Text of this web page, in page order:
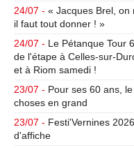
24/07 - « Jacques Brel, on
il faut tout donner ! »
24/07 - Le Pétanque Tour
de l'étape à Celles-sur-
et à Riom samedi !
23/07 - Pour ses 60 ans,
choses en grand
23/07 - Festi'Vernines
d'affiche